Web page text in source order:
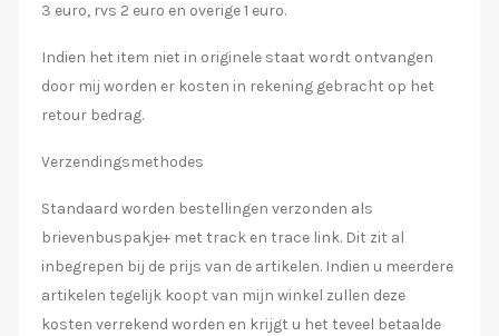
3 euro, rvs 2 euro en overige 1 euro.
Indien het item niet in originele staat wordt ontvangen
door mij worden er kosten in rekening gebracht op het
retour bedrag.
Verzendingsmethodes
Standaard worden bestellingen verzonden als
brievenbuspakje+ met track en trace link. Dit zit al
inbegrepen bij de prijs van de artikelen. Indien u meerdere
artikelen tegelijk koopt van mijn winkel zullen deze
kosten verrekend worden en krijgt u het teveel betaalde